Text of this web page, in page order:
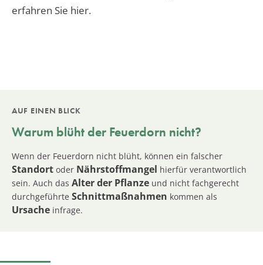
erfahren Sie hier.
AUF EINEN BLICK
Warum blüht der Feuerdorn nicht?
Wenn der Feuerdorn nicht blüht, können ein falscher
Standort oder Nährstoffmangel hierfür verantwortlich
sein. Auch das Alter der Pflanze und nicht fachgerecht
durchgeführte Schnittmaßnahmen kommen als
Ursache infrage.